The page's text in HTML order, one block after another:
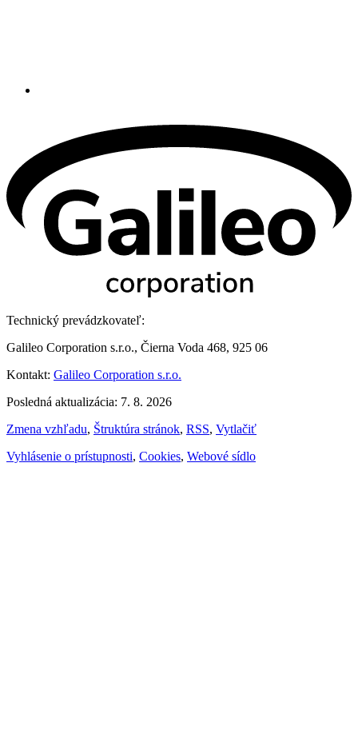
Technický prevádzkovateľ:
Galileo Corporation s.r.o., Čierna Voda 468, 925 06
Kontakt: Galileo Corporation s.r.o.
Posledná aktualizácia: 7. 8. 2026
Zmena vzhľadu, Štruktúra stránok, RSS, Vytlačiť
Vyhlásenie o prístupnosti, Cookies, Webové sídlo